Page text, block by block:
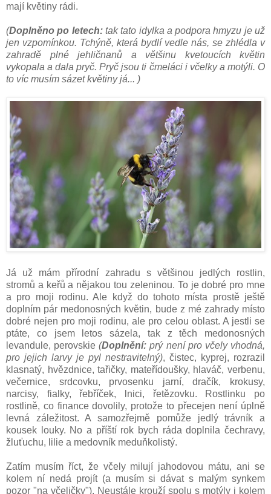
mají květiny rádi.
(Doplněno po letech:tak tato idylka a podpora hmyzu je už
jen vzpomínkou. Tchýně, která bydlí vedle nás, se zhlédla v
zahradě plné jehličnanů a většinu kvetoucích květin
vykopala a dala pryč. Pryč jsou ti čmeláci i včelky a motýli. O
to víc musím sázet květiny já... )
Já už mám přírodní zahradu s většinou jedlých rostlin,
stromů a keřů a nějakou tou zeleninou. To je dobré pro mne
a pro moji rodinu. Ale když do tohoto místa prostě ještě
doplním pár medonosných květin, bude z mé zahrady místo
dobré nejen pro moji rodinu, ale pro celou oblast. A jestli se
ptáte, co jsem letos sázela, tak z těch medonosných
levandule, perovskie(Doplnění: prý není pro včely vhodná,
pro jejich larvy je pyl nestravitelný), čistec, kyprej, rozrazil
klasnatý, hvězdnice, tařičky, mateřídoušky, hlaváč, verbenu,
večernice, srdcovku, prvosenku jarní, dračík, krokusy,
narcisy, fialky, řebříček, lnici, řetězovku. Rostlinku po
rostlině, co finance dovolily, protože to přecejen není úplně
levná záležitost. A samozřejmě pomůže jedlý trávník a
kousek louky. No a příští rok bych ráda doplnila čechravy,
žluťuchu, lilie a medovník meduňkolistý.
Zatím musím říct, že včely milují jahodovou mátu, ani se
kolem ní nedá projít (a musím si dávat s malým synkem
pozor "na včeličky"). Neustále krouží spolu s motýly i kolem